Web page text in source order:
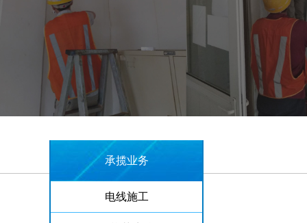
承揽业务
电线施工